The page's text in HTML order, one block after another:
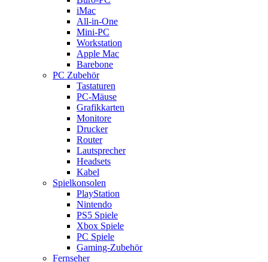
iMac
All-in-One
Mini-PC
Workstation
Apple Mac
Barebone
PC Zubehör
Tastaturen
PC-Mäuse
Grafikkarten
Monitore
Drucker
Router
Lautsprecher
Headsets
Kabel
Spielkonsolen
PlayStation
Nintendo
PS5 Spiele
Xbox Spiele
PC Spiele
Gaming-Zubehör
Fernseher